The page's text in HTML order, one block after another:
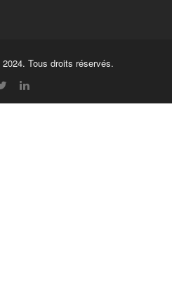
2024. Tous droits réservés.